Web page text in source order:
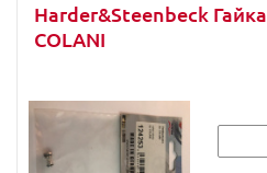
Harder&Steenbeck
COLANI